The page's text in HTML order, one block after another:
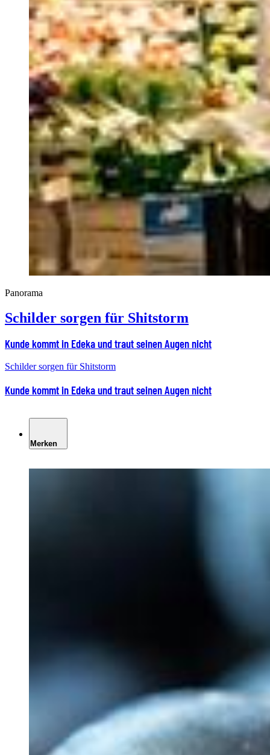
Panorama
Schilder sorgen für Shitstorm
Kunde kommt in Edeka und traut seinen Augen nicht
Schilder sorgen für Shitstorm
Kunde kommt in Edeka und traut seinen Augen nicht
Merken